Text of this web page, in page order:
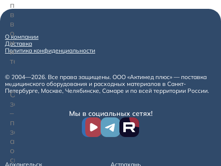
пациента
во
время
операции
или
интенсивной
терапии.
Назначение
Основная
задача
–
передать
заданный
аппаратом
объем
смеси и
О компании
Доставка
Политика конфиденциальности
© 2004—2026. Все права защищены. ООО «Актимед плюс» — поставка
медицинского оборудования и расходных материалов в Санкт-
Петербурге, Москве, Челябинске, Самаре и по всей территории России.
Мы в социальных сетях!
Архангельск Астрахань